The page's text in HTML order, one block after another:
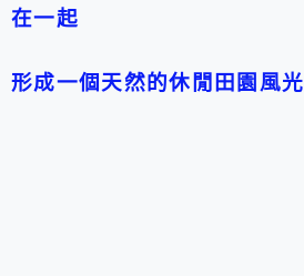
在一起
形成一個天然的休閒田園風光